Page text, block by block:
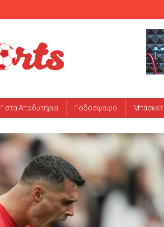
στα Αποδυτήρια Ποδόσφαιρο Μπάσκετ